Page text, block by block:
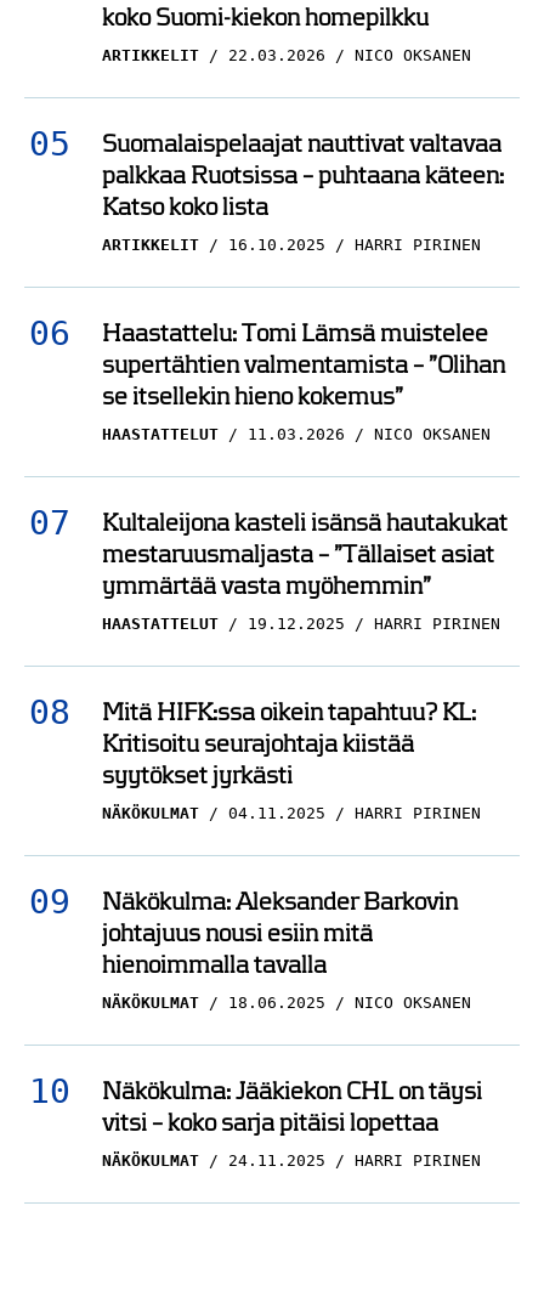
koko Suomi-kiekon homepilkku
ARTIKKELIT 22.03.2026 NICO OKSANEN
Suomalaispelaajat nauttivat valtavaa
palkkaa Ruotsissa – puhtaana käteen:
Katso koko lista
ARTIKKELIT 16.10.2025 HARRI PIRINEN
Haastattelu: Tomi Lämsä muistelee
supertähtien valmentamista – ”Olihan
se itsellekin hieno kokemus”
HAASTATTELUT 11.03.2026 NICO OKSANEN
Kultaleijona kasteli isänsä hautakukat
mestaruusmaljasta – ”Tällaiset asiat
ymmärtää vasta myöhemmin”
HAASTATTELUT 19.12.2025 HARRI PIRINEN
Mitä HIFK:ssa oikein tapahtuu? KL:
Kritisoitu seurajohtaja kiistää
syytökset jyrkästi
NÄKÖKULMAT 04.11.2025 HARRI PIRINEN
Näkökulma: Aleksander Barkovin
johtajuus nousi esiin mitä
hienoimmalla tavalla
NÄKÖKULMAT 18.06.2025 NICO OKSANEN
Näkökulma: Jääkiekon CHL on täysi
vitsi – koko sarja pitäisi lopettaa
NÄKÖKULMAT 24.11.2025 HARRI PIRINEN